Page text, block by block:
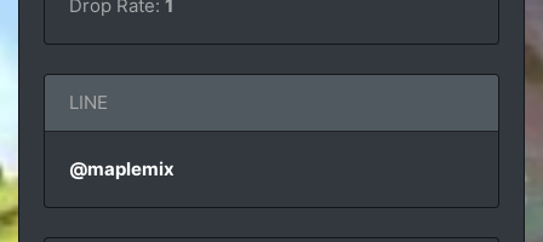
Drop Rate: 1
LINE
@maplemix